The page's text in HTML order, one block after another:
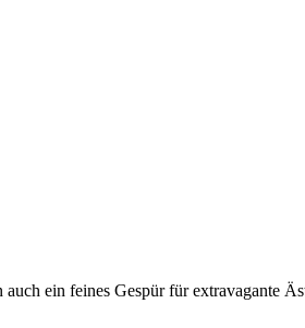
ein feines Gespür für extravagante